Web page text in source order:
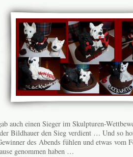
auch einen Sieger im Skulpturen-
Bildhauer den Sieg verdient … Und so
des Abends fühlen und etwas vom
genommen haben …